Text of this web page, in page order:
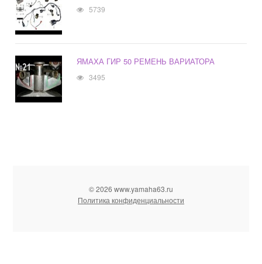
5739
ЯМАХА ГИР 50 РЕМЕНЬ ВАРИАТОРА
3495
© 2026 www.yamaha63.ru
Политика конфиденциальности